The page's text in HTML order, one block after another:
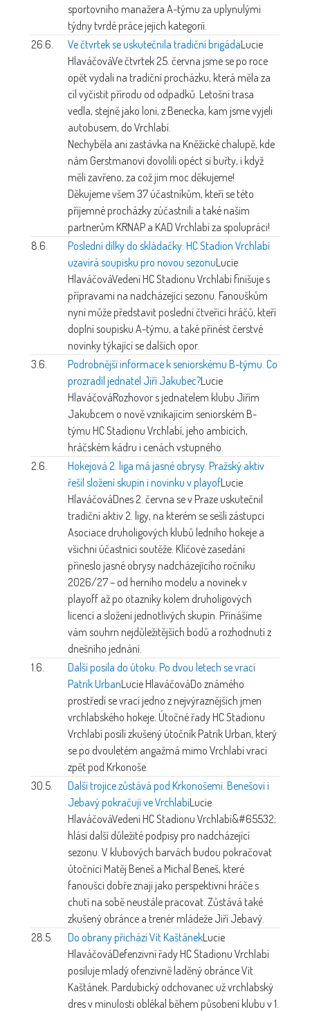
sportovního manažera A-týmu za uplynulými
týdny tvrdé práce jejich kategorií.
26.6.
Ve čtvrtek se uskutečnila tradiční brigádaLucie
HlaváčováVe čtvrtek 25. června jsme se po roce
opět vydali na tradiční procházku, která měla za
cíl vyčistit přírodu od odpadků. Letošní trasa
vedla, stejně jako loni, z Benecka, kam jsme vyjeli
autobusem, do Vrchlabí.
Nechyběla ani zastávka na Kněžické chalupě, kde
nám Gerstmanovi dovolili opéct si buřty, i když
měli zavřeno, za což jim moc děkujeme!
Děkujeme všem 37 účastníkům, kteří se této
příjemné procházky zúčastnili a také našim
partnerům KRNAP a KAD Vrchlabí za spolupráci!
8.6.
Poslední dílky do skládačky: HC Stadion Vrchlabí
uzavírá soupisku pro novou sezonuLucie
HlaváčováVedení HC Stadionu Vrchlabí finišuje s
přípravami na nadcházející sezonu. Fanouškům
nyní může představit poslední čtveřici hráčů, kteří
doplní soupisku A-týmu, a také přinést čerstvé
novinky týkající se dalších opor.
3.6.
Podrobnější informace k seniorskému B-týmu. Co
prozradil jednatel Jiří Jakubec?Lucie
HlaváčováRozhovor s jednatelem klubu Jiřím
Jakubcem o nově vznikajícím seniorském B-
týmu HC Stadionu Vrchlabí, jeho ambicích,
hráčském kádru i cenách vstupného.
2.6.
Hokejová 2. liga má jasné obrysy. Pražský aktiv
řešil složení skupin i novinku v playofLucie
HlaváčováDnes 2. června se v Praze uskutečnil
tradiční aktiv 2. ligy, na kterém se sešli zástupci
Asociace druholigových klubů ledního hokeje a
všichni účastníci soutěže. Klíčové zasedání
přineslo jasné obrysy nadcházejícího ročníku
2026/27 – od herního modelu a novinek v
playoff až po otazníky kolem druholigových
licencí a složení jednotlivých skupin. Přinášíme
vám souhrn nejdůležitějších bodů a rozhodnutí z
dnešního jednání.
1.6.
Další posila do útoku. Po dvou letech se vrací
Patrik UrbanLucie HlaváčováDo známého
prostředí se vrací jedno z nejvýraznějších jmen
vrchlabského hokeje. Útočné řady HC Stadionu
Vrchlabí posílí zkušený útočník Patrik Urban, který
se po dvouletém angažmá mimo Vrchlabí vrací
zpět pod Krkonoše.
30.5.
Další trojice zůstává pod Krkonošemi. Benešovi i
Jebavý pokračují ve VrchlabíLucie
HlaváčováVedení HC Stadionu Vrchlabí&#65532;
hlásí další důležité podpisy pro nadcházející
sezonu. V klubových barvách budou pokračovat
útočníci Matěj Beneš a Michal Beneš, které
fanoušci dobře znají jako perspektivní hráče s
chutí na sobě neustále pracovat. Zůstává také
zkušený obránce a trenér mládeže Jiří Jebavý.
28.5.
Do obrany přichází Vít KaštánekLucie
HlaváčováDefenzivní řady HC Stadionu Vrchlabí
posiluje mladý ofenzivně laděný obránce Vít
Kaštánek. Pardubický odchovanec už vrchlabský
dres v minulosti oblékal během působení klubu v 1.